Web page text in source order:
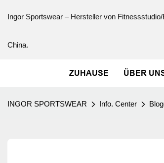
Ingor Sportswear – Hersteller von
China.
ZUHAUSE ÜBER
INGOR SPORTSWEAR Info. Center